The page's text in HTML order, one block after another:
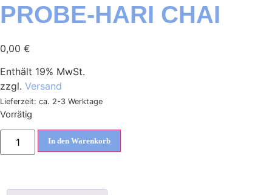
PROBE-HARI CHAI
0,00 €
Enthält 19% MwSt.
zzgl. Versand
Lieferzeit: ca. 2-3 Werktage
Vorrätig
In den Warenkorb